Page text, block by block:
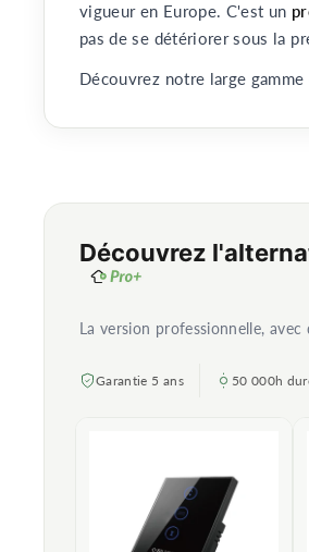
vigueur en Europe. C'est un
pas de se détériorer sous la
Découvrez notre large gamme
Découvrez
La version professionnelle,
Garantie 5 ans 50 000h